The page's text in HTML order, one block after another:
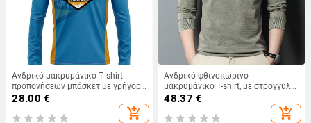
Ανδρικό μακρυμάνικο T‑shirt
προπονήσεων μπάσκετ με γρήγορο
στέγνωμα – αναπνεύσιμο
πολυεστερικό μείγμα, ελαφρύ,
χαλαρή γραμμή, λαιμός
28.00 €
add_shopping_cart
Ανδρικό φθινοπωρινό
μακρυμάνικο T-shirt, με στρογγυλό
λαιμό, χαλαρή γραμμή, μείγμα
48.37 €
add_shopping_cart